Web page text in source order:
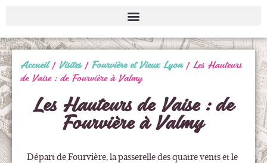
Accueil| Visites| Fourvière et Vieux Lyon| Les Hauteurs
de Vaise : de Fourvière à Valmy
Les Hauteurs de Vaise : de
Fourvière à Valmy
Départ de Fourvière, la passerelle des quatre vents et le